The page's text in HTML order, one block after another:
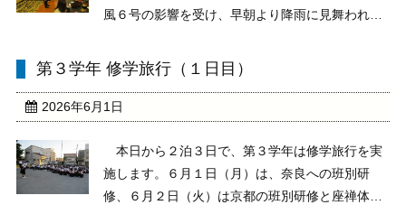
風６号の影響を受け、早朝より降雨に見舞われ、
し、全班が予定時刻に帰着し、座禅体験を進める
でしたが、生徒は ...
第３学年 修学旅行（１日目）
2026年6月1日
本日から２泊３日で、第３学年は修学旅行を実
施します。６月１日（月）は、奈良への班別研
修、６月２日（火）は京都の班別研修と座禅体